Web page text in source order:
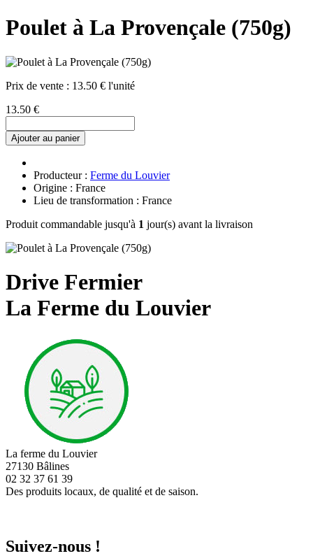
Poulet à La Provençale (750g)
Prix de vente : 13.50 € l'unité
13.50 €
Ajouter au panier
Producteur : Ferme du Louvier
Origine : France
Lieu de transformation : France
Produit commandable jusqu'à 1 jour(s) avant la livraison
Drive Fermier
La Ferme du Louvier
La ferme du Louvier
27130 Bâlines
02 32 37 61 39
Des produits locaux, de qualité et de saison.
Suivez-nous !